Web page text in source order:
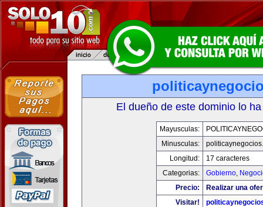
El dueño de este dominio lo
Mayusculas:
Minusculas:
Longitud:
17 caracteres
Categorias:
Gobierno,
Precio:
Realizar una
Visitar!